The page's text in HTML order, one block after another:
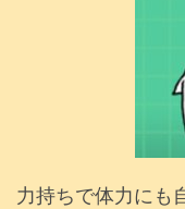
力持ちで体力にも